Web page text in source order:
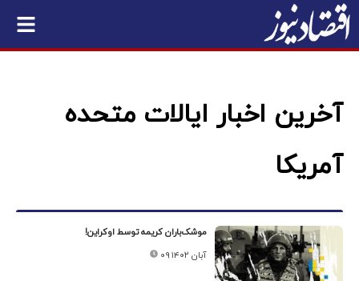
آخرین اخبار ایالات متحده
آمریکا
موشک‌باران کریمه توسط اوکراین!
۰۹ آبان ۱۴۰۲